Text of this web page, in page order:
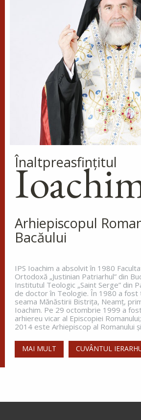
În vremea
Iisus un om,
înaintea Lui și zicându-I:
fiul meu, că este lunatic și
căci adesea...
Fraților, mi se pare că
ne-a arătat ca pe cei din urmă
osândiți la moarte, fiindcă ne-
În vremea aceea s-a
miluiește pe fiul meu, că este
rău,
Preia articolele
Înaltpreasfinţitul
Arhiepiscopul
Bacăului
IPS Ioachim a absolvit în 1980
Ortodoxă „Justinian Patriarhul” din
Institutul Teologic „Saint Serge” din
de doctor în Teologie. În 1980 a fost
seama Mănăstirii Bistriţa, Neamţ,
Ioachim. Pe 29 octombrie 1999 a
arhiereu vicar al Episcopiei
2014 este Arhiepiscop al Romanului
MAI MULT CUVÂNTUL